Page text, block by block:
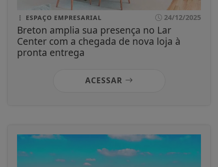
ESPAÇO EMPRESARIAL 24/12/2025
Breton amplia sua presença no Lar
Center com a chegada de nova loja à
pronta entrega
ACESSAR